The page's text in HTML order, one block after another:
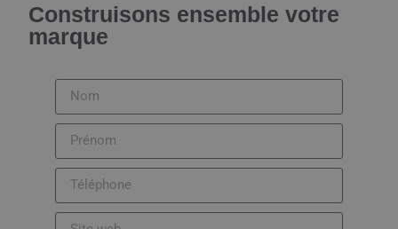
Construisons ensemble votre
marque